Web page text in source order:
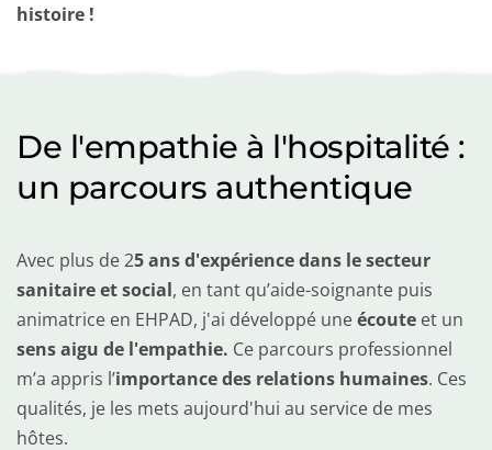
histoire !
De l'empathie à l'hospitalité :
un parcours authentique
Avec plus de 25 ans d'expérience dans le secteur
sanitaire et social, en tant qu’aide-soignante puis
animatrice en EHPAD, j'ai développé une écoute
sens aigu de l'empathie. Ce parcours professionnel
m’a appris l’importance des relations humaines. Ces
qualités, je les mets aujourd'hui au service de mes
hôtes.